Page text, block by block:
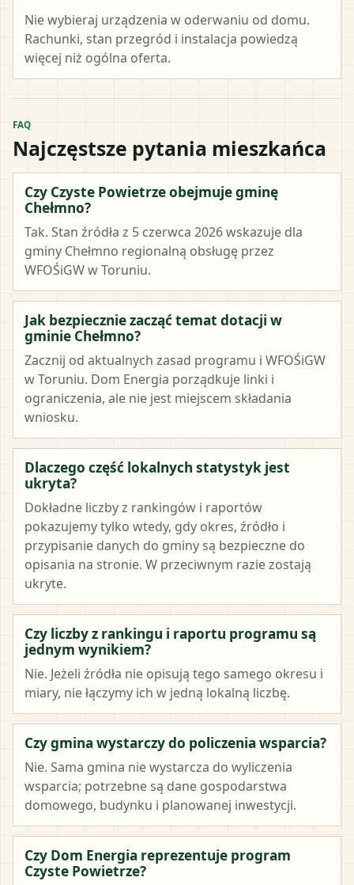
Nie wybieraj urządzenia w oderwaniu od domu.
Rachunki, stan przegród i instalacja powiedzą
więcej niż ogólna oferta.
FAQ
Najczęstsze pytania mieszkańca
Czy Czyste Powietrze obejmuje gminę
Chełmno?
Tak. Stan źródła z 5 czerwca 2026 wskazuje dla
gminy Chełmno regionalną obsługę przez
WFOŚiGW w Toruniu.
Jak bezpiecznie zacząć temat dotacji w
gminie Chełmno?
Zacznij od aktualnych zasad programu i WFOŚiGW
w Toruniu. Dom Energia porządkuje linki i
ograniczenia, ale nie jest miejscem składania
wniosku.
Dlaczego część lokalnych statystyk jest
ukryta?
Dokładne liczby z rankingów i raportów
pokazujemy tylko wtedy, gdy okres, źródło i
przypisanie danych do gminy są bezpieczne do
opisania na stronie. W przeciwnym razie zostają
ukryte.
Czy liczby z rankingu i raportu programu są
jednym wynikiem?
Nie. Jeżeli źródła nie opisują tego samego okresu i
miary, nie łączymy ich w jedną lokalną liczbę.
Czy gmina wystarczy do policzenia wsparcia?
Nie. Sama gmina nie wystarcza do wyliczenia
wsparcia; potrzebne są dane gospodarstwa
domowego, budynku i planowanej inwestycji.
Czy Dom Energia reprezentuje program
Czyste Powietrze?